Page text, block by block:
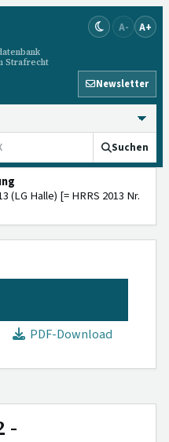
Strafrecht
A- A+
Newsletter
Suchen
(LG Halle) [= HRRS 2013 Nr.
PDF-Download
-